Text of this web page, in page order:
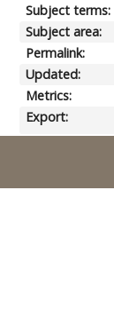
Subject terms:
Subject area:
Permalink:
Updated:
Metrics:
Export: